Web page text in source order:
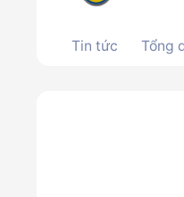
Tin tức Tổng